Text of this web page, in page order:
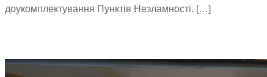
доукомплектування Пунктів Незламності. […]